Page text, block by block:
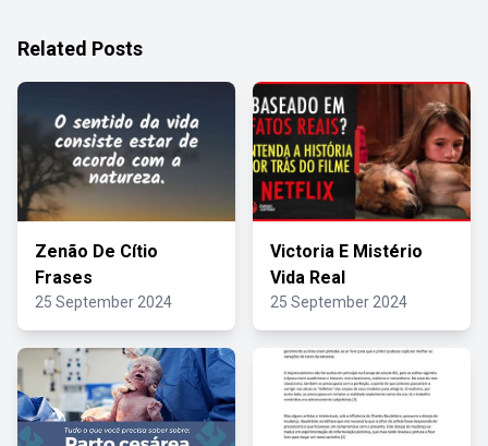
Related Posts
Zenão De Cítio
Frases
25 September 2024
Victoria E Mistério
Vida Real
25 September 2024